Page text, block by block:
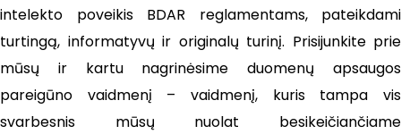
intelekto poveikis BDAR reglamentams, pateikdami
turtingą, informatyvų ir originalų turinį. Prisijunkite prie
mūsų ir kartu nagrinėsime duomenų apsaugos
pareigūno vaidmenį – vaidmenį, kuris tampa vis
svarbesnis mūsų nuolat besikeičiančiame